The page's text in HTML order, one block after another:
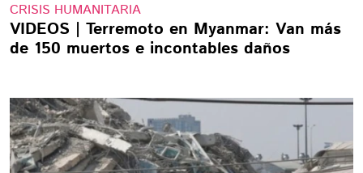
CRISIS HUMANITARIA
VIDEOS | Terremoto en Myanmar: Van más
de 150 muertos e incontables daños